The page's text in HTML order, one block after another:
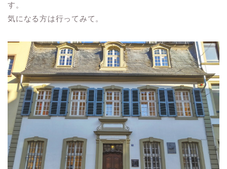
す。
気になる方は行ってみて。